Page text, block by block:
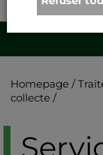
Homepage /
collecte /